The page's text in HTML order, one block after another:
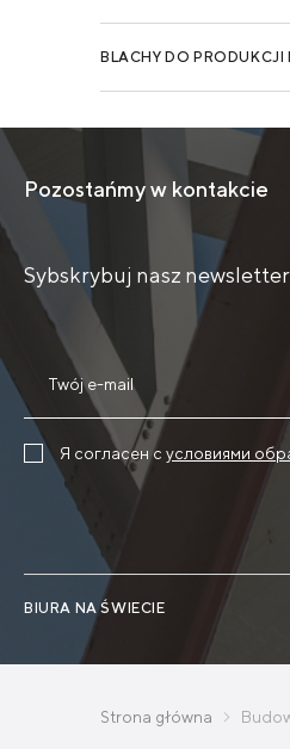
BLACHY DO PRODUKCJI
Pozostańmy w kontakcie
Sybskrybuj nasz newsletter
BIURA NA ŚWIECIE
Я согласен с условиями
Strona główna